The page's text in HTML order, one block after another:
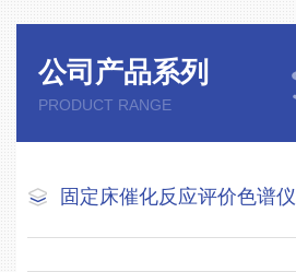
公司产品系列
PRODUCT RANGE
固定床催化反应评价色谱仪